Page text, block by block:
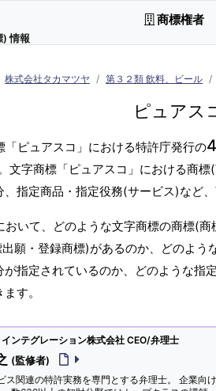
) 情報
商標権者
株式会社タカマツヤ 第３２類 飲料、ビール
ピュアス
「ピュアスコ」における特許庁発行の4
文字商標「ピュアスコ」における商
指定商品・指定役務(サービス)など
おいて、どのような文字商標の商標(
願・登録商標)があるのか、どのよ
が指定されているのか、どのような
す。
ンテグレーション株式会社 CEO/弁理士
(監修者)
ス関連の特許実務を専門とする弁理士。 企業